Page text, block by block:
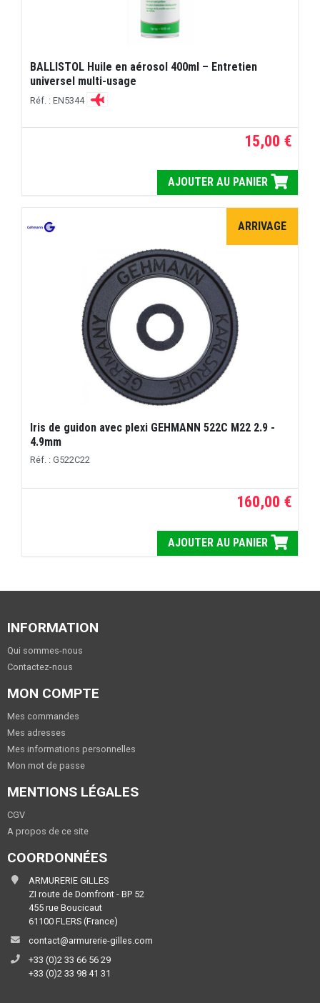
BALLISTOL Huile en aérosol 400ml – Entretien
universel multi-usage
Réf. : EN5344
15,00 €
AJOUTER AU PANIER
ARRIVAGE
Iris de guidon avec plexi GEHMANN 522C M22 2.9 -
4.9mm
Réf. : G522C22
160,00 €
AJOUTER AU PANIER
INFORMATION
Qui sommes-nous
Contactez-nous
MON COMPTE
Mes commandes
Mes adresses
Mes informations personnelles
Mon mot de passe
MENTIONS LÉGALES
CGV
A propos de ce site
COORDONNÉES
ARMURERIE GILLES
ZI route de Domfront - BP 52
455 rue Boucicaut
61100 FLERS (France)
contact@armurerie-gilles.com
+33 (0)2 33 66 56 29
+33 (0)2 33 98 41 31